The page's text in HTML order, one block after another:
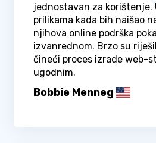
jednostavan za korištenje.
prilikama kada bih naišao
njihova online podrška
izvanrednom. Brzo su
čineći proces izrade web-
ugodnim.
Bobbie Menneg